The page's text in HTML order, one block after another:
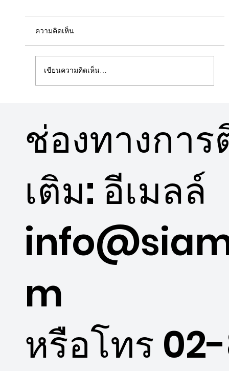
ช่องทางกา
เติม: อีเมลล์
m
หรือโทร
ความคิดเห็น
เขียนความคิดเห็น…